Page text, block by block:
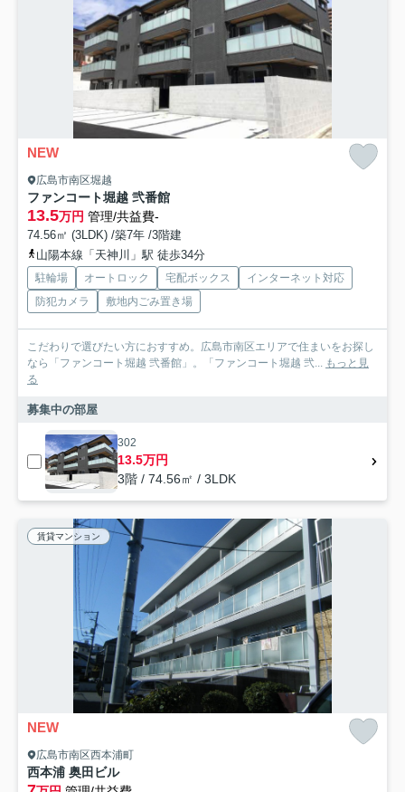
NEW
広島市南区堀越
ファンコート堀越 弐番館
13.5万円 管理/共益費-
74.56㎡ (3LDK) /築7年 /3階建
山陽本線「天神川」駅 徒歩34分
駐輪場 オートロック 宅配ボックス
インターネット対応
防犯カメラ
敷地内ごみ置き場
こだわりで選びたい方におすすめ。広島市南区エリアで住まいをお探し
なら「ファンコート堀越 弐番館」。「ファンコート堀越 弐... もっと見
る
募集中の部屋
302
13.5万円
3階 / 74.56㎡ / 3LDK
賃貸マンション
NEW
広島市南区西本浦町
西本浦 奥田ビル